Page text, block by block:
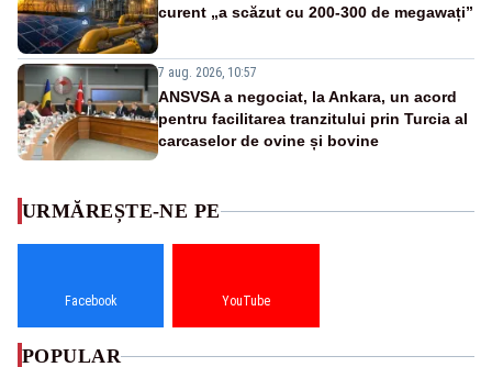
curent „a scăzut cu 200-300 de megawați”
7 aug. 2026, 10:57
ANSVSA a negociat, la Ankara, un acord
pentru facilitarea tranzitului prin Turcia al
carcaselor de ovine și bovine
URMĂREȘTE-NE PE
Facebook YouTube
POPULAR